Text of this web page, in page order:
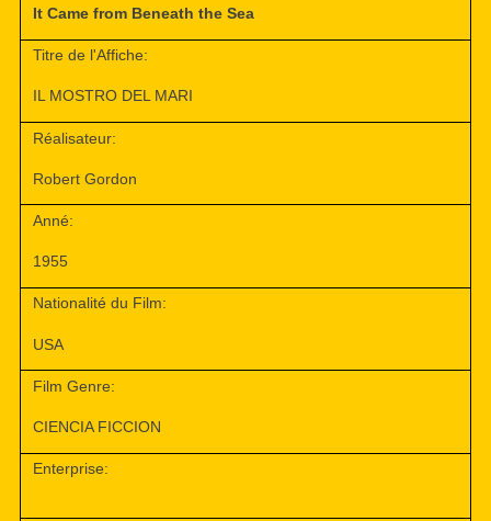
It Came from Beneath the Sea
Titre de l'Affiche:
IL MOSTRO DEL MARI
Réalisateur:
Robert Gordon
Anné:
1955
Nationalité du Film:
USA
Film Genre:
CIENCIA FICCION
Enterprise: